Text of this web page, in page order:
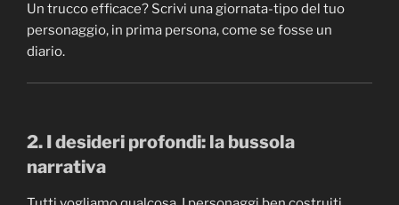
Un trucco efficace? Scrivi una giornata-tipo del tuo
personaggio, in prima persona, come se fosse un
diario.
2. I desideri profondi: la bussola
narrativa